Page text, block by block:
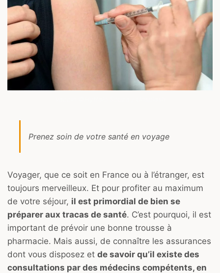
Prenez soin de votre santé en voyage
Voyager, que ce soit en France ou à l’étranger, est
toujours merveilleux. Et pour profiter au maximum
de votre séjour, il est primordial de bien se
préparer aux tracas de santé. C’est pourquoi, il est
important de prévoir une bonne trousse à
pharmacie. Mais aussi, de connaître les assurances
dont vous disposez et de savoir qu’il existe des
consultations par des médecins compétents, en